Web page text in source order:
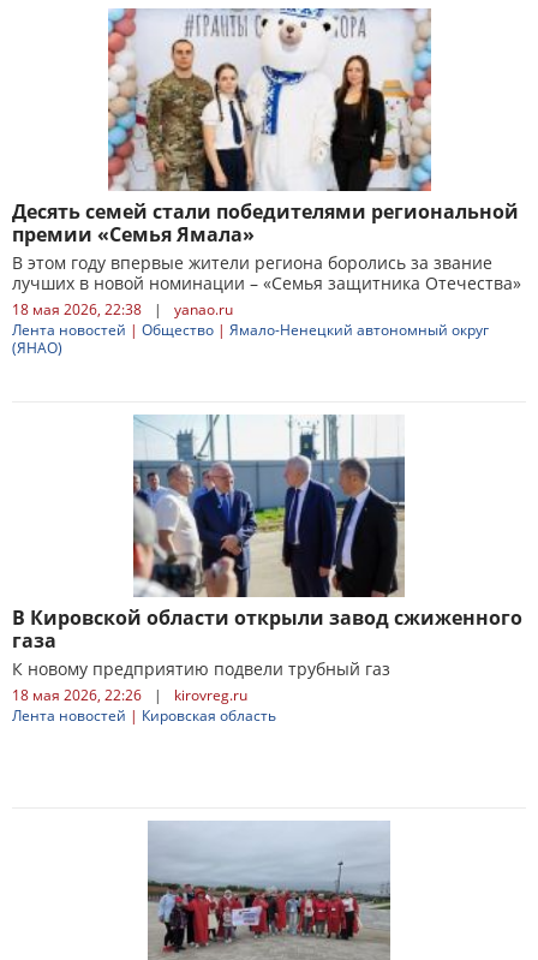
Десять семей стали победителями региональной
премии «Семья Ямала»
В этом году впервые жители региона боролись за звание
лучших в новой номинации – «Семья защитника Отечества»
18 мая 2026, 22:38 |
yanao.ru
Лента новостей | Общество | Ямало-Ненецкий автономный округ
(ЯНАО)
В Кировской области открыли завод сжиженного
газа
К новому предприятию подвели трубный газ
18 мая 2026, 22:26 |
kirovreg.ru
Лента новостей | Кировская область